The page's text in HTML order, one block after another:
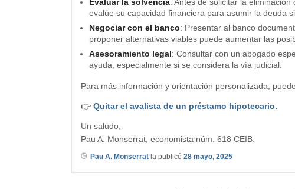
Evaluar la solvencia: Antes de solicitar la
evalúe su capacidad financiera para asumir la deuda
Negociar con el banco: Presentar al banco
proponer alternativas viables puede aumentar las
Asesoramiento legal: Consultar con un abogado
ayuda, especialmente si se considera la vía judicial.
Para más información y orientación personalizada,
👉 Quitar el avalista de un préstamo hipotecario.
Un saludo,
Pau A. Monserrat, economista núm. 618 CEIB.
Pau A. Monserrat la publicó 28 mayo, 2025